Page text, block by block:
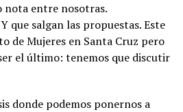
nota entre nosotras.
que salgan las propuestas. Este
de Mujeres en Santa Cruz pero
el último: tenemos que discutir
donde podemos ponernos a